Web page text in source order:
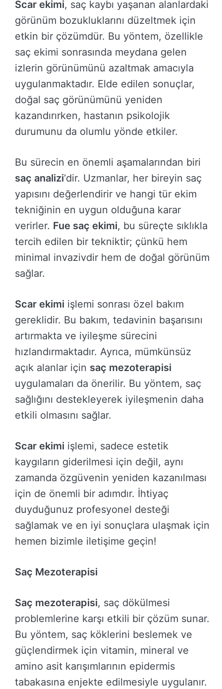
Scar ekimi, saç kaybı yaşanan alanlardaki
görünüm bozukluklarını düzeltmek için
etkin bir çözümdür. Bu yöntem, özellikle
saç ekimi sonrasında meydana gelen
izlerin görünümünü azaltmak amacıyla
uygulanmaktadır. Elde edilen sonuçlar,
doğal saç görünümünü yeniden
kazandırırken, hastanın psikolojik
durumunu da olumlu yönde etkiler.
Bu sürecin en önemli aşamalarından biri
saç analizi‘dir. Uzmanlar, her bireyin saç
yapısını değerlendirir ve hangi tür ekim
tekniğinin en uygun olduğuna karar
verirler. Fue saç ekimi, bu süreçte sıklıkla
tercih edilen bir tekniktir; çünkü hem
minimal invazivdir hem de doğal görünüm
sağlar.
Scar ekimi işlemi sonrası özel bakım
gereklidir. Bu bakım, tedavinin başarısını
artırmakta ve iyileşme sürecini
hızlandırmaktadır. Ayrıca, mümkünsüz
açık alanlar için saç mezoterapisi
uygulamaları da önerilir. Bu yöntem, saç
sağlığını destekleyerek iyileşmenin daha
etkili olmasını sağlar.
Scar ekimi işlemi, sadece estetik
kaygıların giderilmesi için değil, aynı
zamanda özgüvenin yeniden kazanılması
için de önemli bir adımdır. İhtiyaç
duyduğunuz profesyonel desteği
sağlamak ve en iyi sonuçlara ulaşmak için
hemen bizimle iletişime geçin!
Saç Mezoterapisi
Saç mezoterapisi, saç dökülmesi
problemlerine karşı etkili bir çözüm sunar.
Bu yöntem, saç köklerini beslemek ve
güçlendirmek için vitamin, mineral ve
amino asit karışımlarının epidermis
tabakasına enjekte edilmesiyle uygulanır.